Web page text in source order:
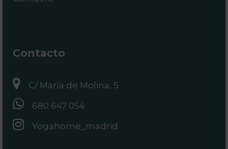
Contacto
C/ María de Molina, 5
680 647 054
Yogahome_madrid